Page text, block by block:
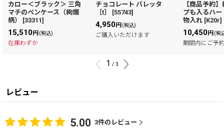
カロー＜ブラック＞ 三角
マチのペンケース（絢爛
柄）
[33311]
15,510円 (税込)
在庫わずか
チョコレート バレッタ
［t］
[55743]
4,950円 (税込)
ご購入いただけます
【商品予約
プも入るハ
物入れ [K20r]
10,450円 (税
期間内にご予
1 / 3
レビュー
5.00 3件のレビュー